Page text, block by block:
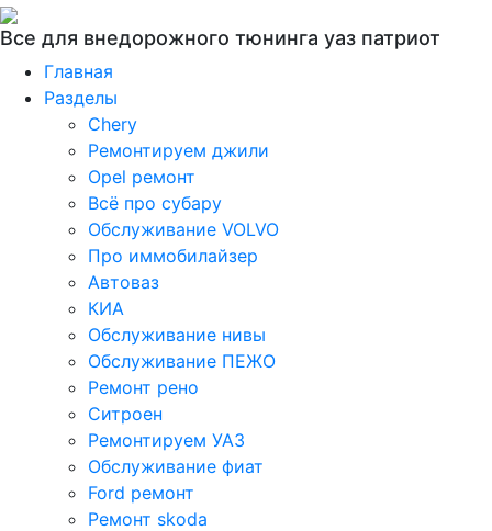
Все для внедорожного тюнинга уаз патриот
Главная
Разделы
Chery
Ремонтируем джили
Opel ремонт
Всё про субару
Обслуживание VOLVO
Про иммобилайзер
Автоваз
КИА
Обслуживание нивы
Обслуживание ПЕЖО
Ремонт рено
Ситроен
Ремонтируем УАЗ
Обслуживание фиат
Ford ремонт
Ремонт skoda